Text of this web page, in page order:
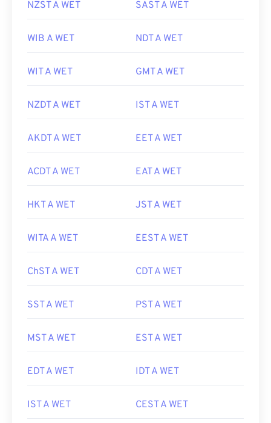
NZST A WET SAST A WET
WIB A WET NDT A WET
WIT A WET GMT A WET
NZDT A WET IST A WET
AKDT A WET EET A WET
ACDT A WET EAT A WET
HKT A WET JST A WET
WITA A WET EEST A WET
ChST A WET CDT A WET
SST A WET PST A WET
MST A WET EST A WET
EDT A WET IDT A WET
IST A WET CEST A WET